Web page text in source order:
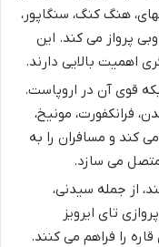
هنگ کنگ، سنگاپور،
پرواز می کند. این
اهمیت بالایی دارند.
قوی آن در اروپاست.
فرانکفورت، مونیخ،
کند و مسافران را به
متصل می سازد.
از جمله سیدنی،
تای ایرویز
را فراهم می کنند.